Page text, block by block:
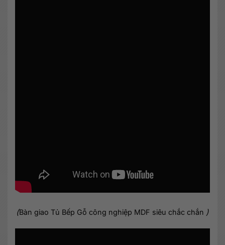
(Bàn giao Tủ Bếp Gỗ công nghiệp MDF siêu chắc chắn )